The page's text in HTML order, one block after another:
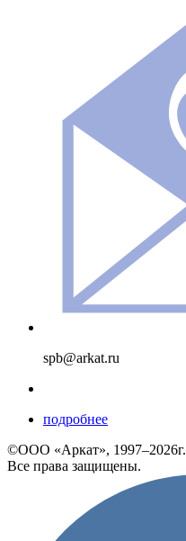
spb@arkat.ru
подробнее
©ООО «Аркат», 1997–2026г.
Все права защищены.